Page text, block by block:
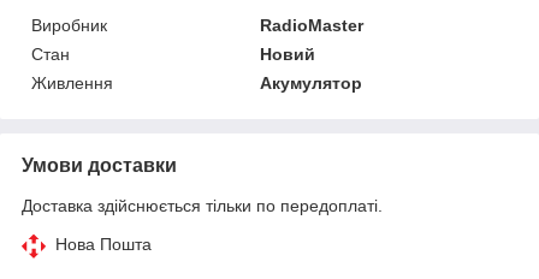
Виробник
RadioMaster
Стан
Новий
Живлення
Акумулятор
Умови доставки
Доставка здійснюється тільки по передоплаті.
Нова Пошта